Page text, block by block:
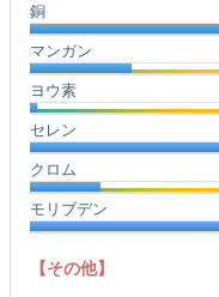
銅
マンガン
ヨウ素
セレン
クロム
モリブデン
【その他】